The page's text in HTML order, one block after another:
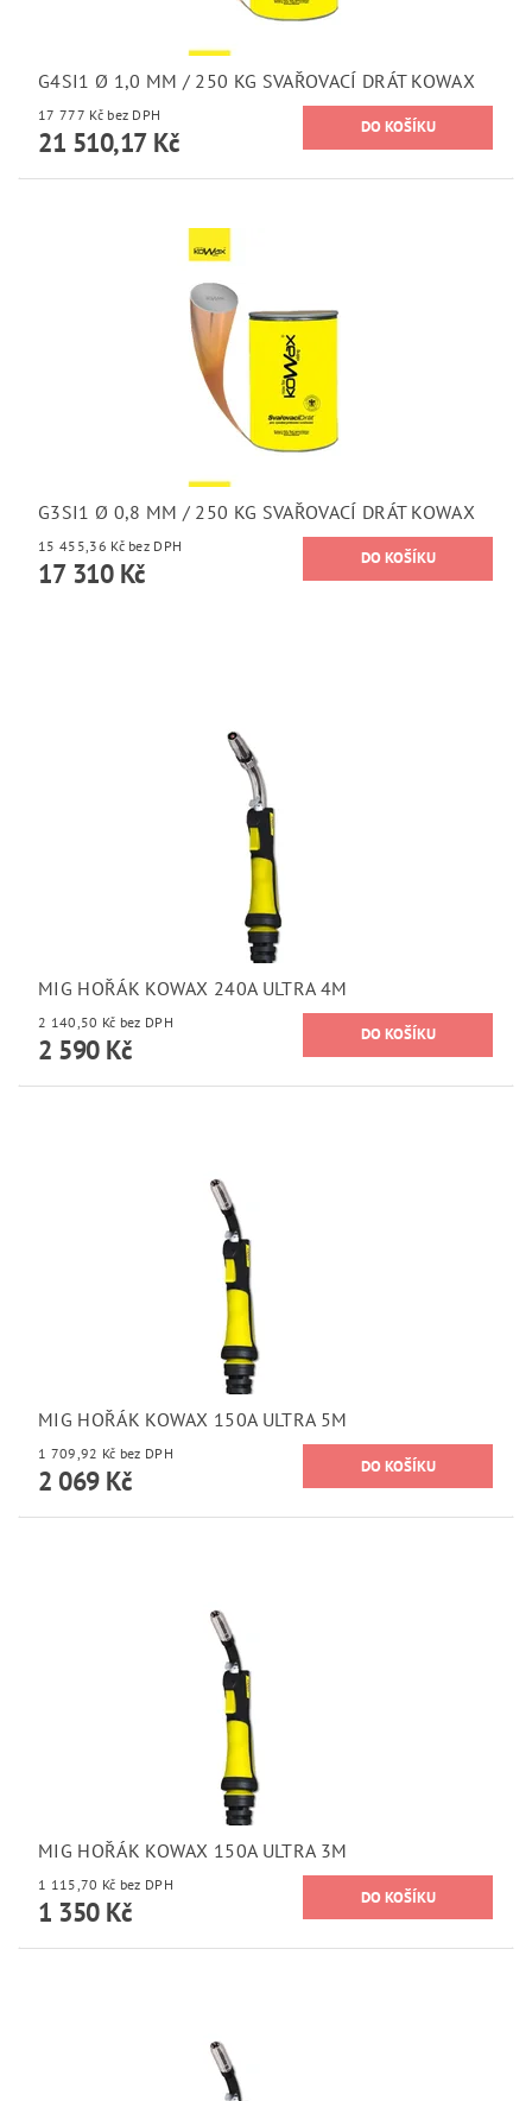
G4SI1 Ø 1,0 MM / 250 KG SVAŘOVACÍ DRÁT KOWAX
17 777 Kč bez DPH
21 510,17 Kč
G3SI1 Ø 0,8 MM / 250 KG SVAŘOVACÍ DRÁT KOWAX
15 455,36 Kč bez DPH
17 310 Kč
MIG HOŘÁK KOWAX 240A ULTRA 4M
2 140,50 Kč bez DPH
2 590 Kč
MIG HOŘÁK KOWAX 150A ULTRA 5M
1 709,92 Kč bez DPH
2 069 Kč
MIG HOŘÁK KOWAX 150A ULTRA 3M
1 115,70 Kč bez DPH
1 350 Kč